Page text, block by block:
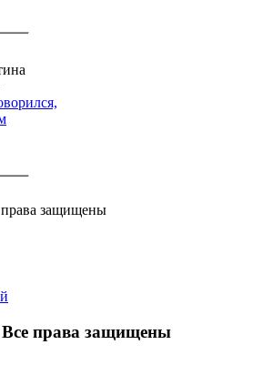
защищены
права защищены